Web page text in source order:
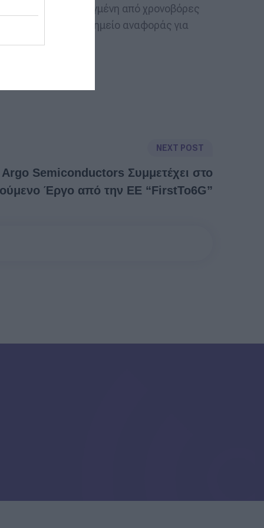
απαλλαγμένη από χρονοβόρες
θα θέσει ένα νέο σημείο αναφοράς για
NEXT POST
Semiconductors Συμμετέχει στο
Έργο από την ΕΕ “FirstTo6G”